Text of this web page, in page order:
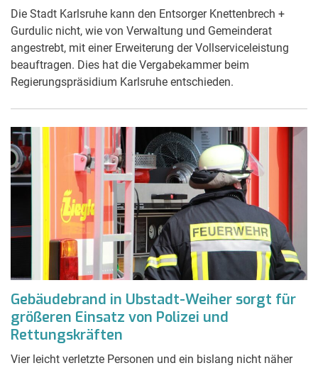
Die Stadt Karlsruhe kann den Entsorger Knettenbrech +
Gurdulic nicht, wie von Verwaltung und Gemeinderat
angestrebt, mit einer Erweiterung der Vollserviceleistung
beauftragen. Dies hat die Vergabekammer beim
Regierungspräsidium Karlsruhe entschieden.
Gebäudebrand in Ubstadt-Weiher sorgt für
größeren Einsatz von Polizei und
Rettungskräften
Vier leicht verletzte Personen und ein bislang nicht näher